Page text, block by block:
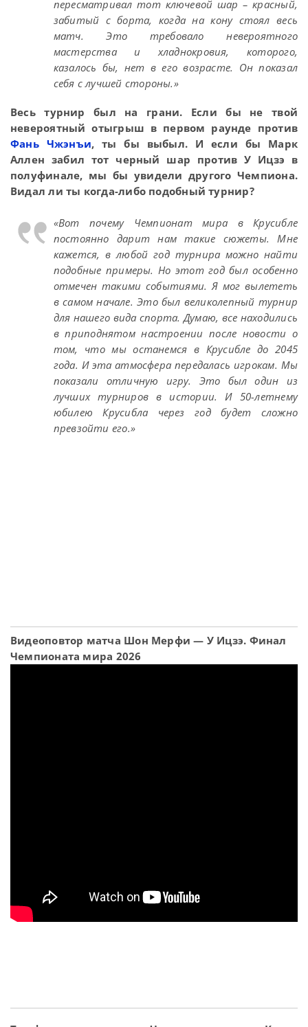
пересматривал тот ключевой шар – красный,
забитый с борта, когда на кону стоял весь
матч. Это требовало невероятного
мастерства и хладнокровия, которого,
казалось бы, нет в его возрасте. Он показал
себя с лучшей стороны.»
Весь турнир был на грани. Если бы не твой
невероятный отыгрыш в первом раунде против
Фань Чжэнъи, ты бы выбыл. И если бы Марк
Аллен забил тот черный шар против У Ицзэ в
полуфинале, мы бы увидели другого Чемпиона.
Видал ли ты когда-либо подобный турнир?
«Вот почему Чемпионат мира в Крусибле
постоянно дарит нам такие сюжеты. Мне
кажется, в любой год турнира можно найти
подобные примеры. Но этот год был особенно
отмечен такими событиями. Я мог вылететь
в самом начале. Это был великолепный турнир
для нашего вида спорта. Думаю, все находились
в приподнятом настроении после новости о
том, что мы останемся в Крусибле до 2045
года. И эта атмосфера передалась игрокам. Мы
показали отличную игру. Это был один из
лучших турниров в истории. И 50-летнему
юбилею Крусибла через год будет сложно
превзойти его.»
Видеоповтор матча Шон Мерфи — У Ицзэ. Финал
Чемпионата мира 2026